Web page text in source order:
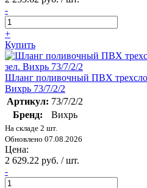
-
+
Купить
Шланг поливочный ПВХ
Вихрь 73/7/2/2
Артикул: 73/7/2/2
Бренд:
Вихрь
На складе 2 шт.
Обновлено 07.08.2026
Цена:
2 629.22 руб. / шт.
-